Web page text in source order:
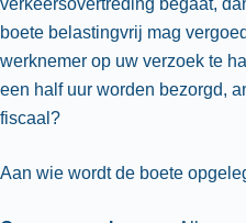
verkeersovertreding begaat,
boete belastingvrij mag
werknemer op uw verzoek te
een half uur worden bezorgd,
fiscaal?
Aan wie wordt de boete